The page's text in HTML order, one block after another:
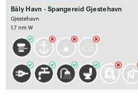
Båly Havn - Spangereid Gjestehavn
Gjestehavn
1.7 nm W